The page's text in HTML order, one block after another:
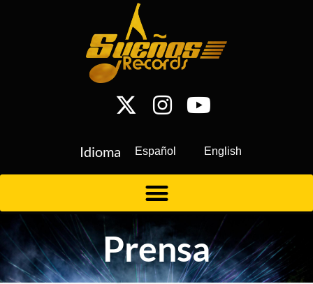
Idioma Español English
Prensa